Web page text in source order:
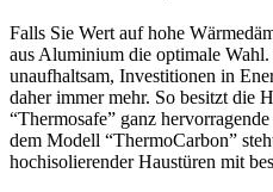
Falls Sie Wert auf hohe
aus Aluminium die optimale
unaufhaltsam, Investitionen in
daher immer mehr. So besitzt
“Thermosafe” ganz
dem Modell “ThermoCarbon”
hochisolierender Haustüren mit